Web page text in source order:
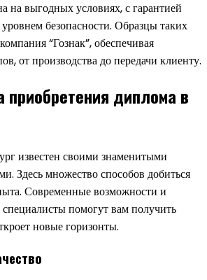
на выгодных условиях, с гарантией
безопасности. Образцы таких
“Гознак”, обеспечивая
от производства до передачи клиенту.
приобретения диплома в
известен своими знаменитыми
Здесь множество способов добиться
Современные возможности и
помогут вам получить
новые горизонты.